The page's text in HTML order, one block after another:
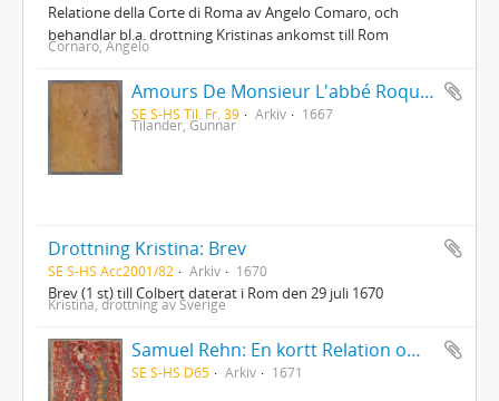
Relatione della Corte di Roma av Angelo Comaro, och
behandlar bl.a. drottning Kristinas ankomst till Rom
Cornaro, Angelo
Amours De Monsieur L'abbé Roquette avec Mademoiselle de Montauzier par Monsieur L'abbé Le Camus 1667
SE S-HS Til. Fr. 39 Arkiv 1667
Tilander, Gunnar
Drottning Kristina: Brev
SE S-HS Acc2001/82 Arkiv 1670
Brev (1 st) till Colbert daterat i Rom den 29 juli 1670
Kristina, drottning av Sverige
Samuel Rehn: En kortt Relation om Lapparnes lefwarne och sedher, wijdskiepellser, sampt i många stycken grofwe wildfarellser
SE S-HS D65 Arkiv 1671